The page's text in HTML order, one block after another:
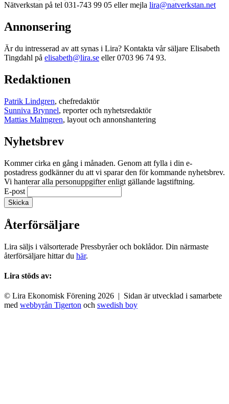
Nätverkstan på tel 031-743 99 05 eller mejla lira@natverkstan.net
Annonsering
Är du intresserad av att synas i Lira? Kontakta vår säljare Elisabeth
Tingdahl på elisabeth@lira.se eller 0703 96 74 93.
Redaktionen
Patrik Lindgren, chefredaktör
Sunniva Brynnel, reporter och nyhetsredaktör
Mattias Malmgren, layout och annonshantering
Nyhetsbrev
Kommer cirka en gång i månaden. Genom att fylla i din e-
postadress godkänner du att vi sparar den för kommande nyhetsbrev.
Vi hanterar alla personuppgifter enligt gällande lagstiftning.
E-post
Återförsäljare
Lira säljs i välsorterade Pressbyråer och boklådor. Din närmaste
återförsäljare hittar du här.
Lira stöds av:
© Lira Ekonomisk Förening 2026 | Sidan är utvecklad i samarbete
med webbyrån Tigerton och swedish boy